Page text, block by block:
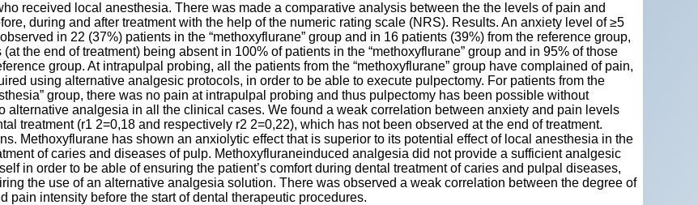
received local anesthesia. There was made a comparative analysis between the the levels of pain and
during and after treatment with the help of the numeric rating scale (NRS). Results. An anxiety level of ≥5
in 22 (37%) patients in the “methoxyflurane” group and in 16 patients (39%) from the reference group,
(at the end of treatment) being absent in 100% of patients in the “methoxyflurane” group and in 95% of those
group. At intrapulpal probing, all the patients from the “methoxyflurane” group have complained of pain,
using alternative analgesic protocols, in order to be able to execute pulpectomy. For patients from the
group, there was no pain at intrapulpal probing and thus pulpectomy has been possible without
alternative analgesia in all the clinical cases. We found a weak correlation between anxiety and pain levels
treatment (r1 2=0,18 and respectively r2 2=0,22), which has not been observed at the end of treatment.
Methoxyflurane has shown an anxiolytic effect that is superior to its potential effect of local anesthesia in the
of caries and diseases of pulp. Methoxyfluraneinduced analgesia did not provide a sufficient analgesic
in order to be able of ensuring the patient’s comfort during dental treatment of caries and pulpal diseases,
the use of an alternative analgesia solution. There was observed a weak correlation between the degree of
pain intensity before the start of dental therapeutic procedures.